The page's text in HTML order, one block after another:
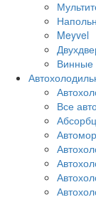
Meyvel
Винные
Все